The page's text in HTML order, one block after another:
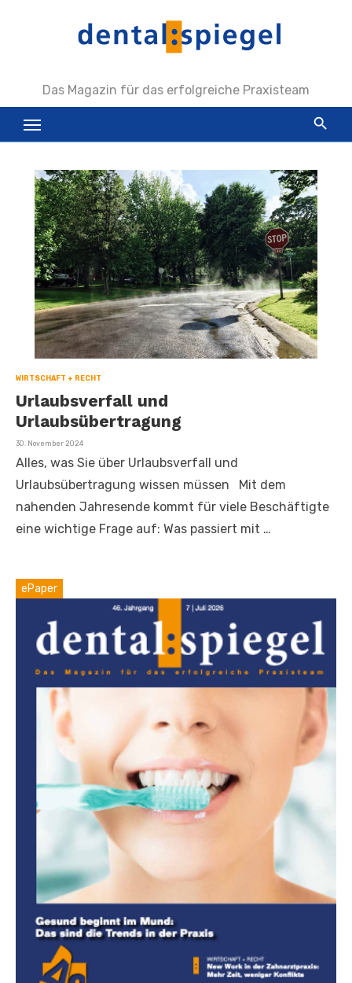
Das Magazin für das erfolgreiche Praxisteam
WIRTSCHAFT + RECHT
Urlaubsverfall und
Urlaubsübertragung
Veröffentlicht
30. November 2024
Alles, was Sie über Urlaubsverfall und
Urlaubsübertragung wissen müssen Mit dem
nahenden Jahresende kommt für viele Beschäftigte
eine wichtige Frage auf: Was passiert mit …
ePaper